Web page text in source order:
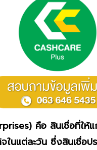
คือ สินเชื่อที่ให้แ
นแต่ละวัน ซึ่งสินเชื่อ